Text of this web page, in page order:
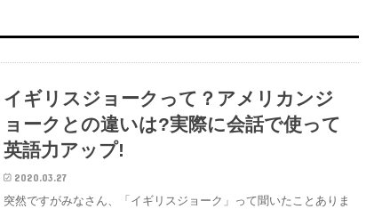
イギリスジョークって？アメリカンジ
ョークとの違いは?実際に会話で使って
英語力アップ!
2020.03.27
突然ですがみなさん、「イギリスジョーク」って聞いたことありま